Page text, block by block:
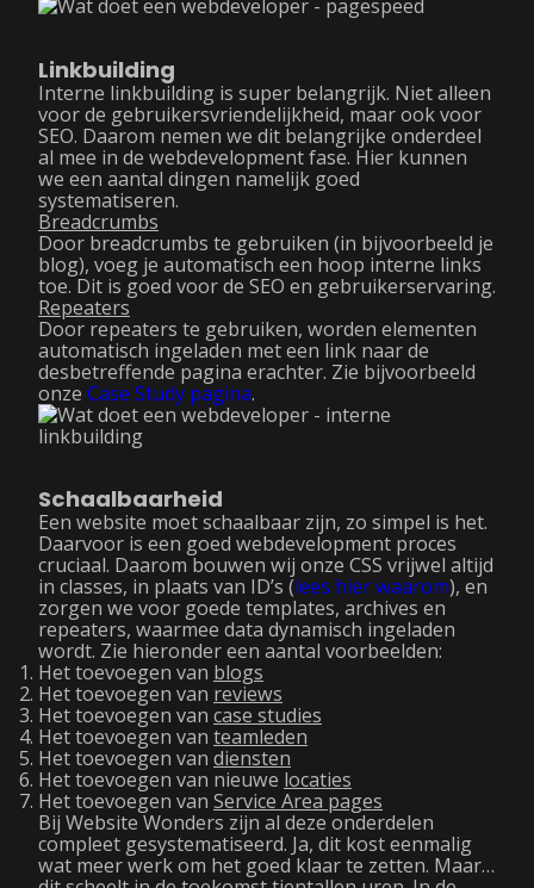
Linkbuilding
Interne linkbuilding is super belangrijk. Niet alleen
voor de gebruikersvriendelijkheid, maar ook voor
SEO. Daarom nemen we dit belangrijke onderdeel
al mee in de webdevelopment fase. Hier kunnen
we een aantal dingen namelijk goed
systematiseren.
Breadcrumbs
Door breadcrumbs te gebruiken (in bijvoorbeeld je
blog), voeg je automatisch een hoop interne links
toe. Dit is goed voor de SEO en gebruikerservaring.
Repeaters
Door repeaters te gebruiken, worden elementen
automatisch ingeladen met een link naar de
desbetreffende pagina erachter. Zie bijvoorbeeld
onze Case Study pagina.
Schaalbaarheid
Een website moet schaalbaar zijn, zo simpel is het.
Daarvoor is een goed webdevelopment proces
cruciaal. Daarom bouwen wij onze CSS vrijwel altijd
in classes, in plaats van ID’s (lees hier waarom), en
zorgen we voor goede templates, archives en
repeaters, waarmee data dynamisch ingeladen
wordt. Zie hieronder een aantal voorbeelden:
Het toevoegen van blogs
Het toevoegen van reviews
Het toevoegen van case studies
Het toevoegen van teamleden
Het toevoegen van diensten
Het toevoegen van nieuwe locaties
Het toevoegen van Service Area pages
Bij Website Wonders zijn al deze onderdelen
compleet gesystematiseerd. Ja, dit kost eenmalig
wat meer werk om het goed klaar te zetten. Maar…